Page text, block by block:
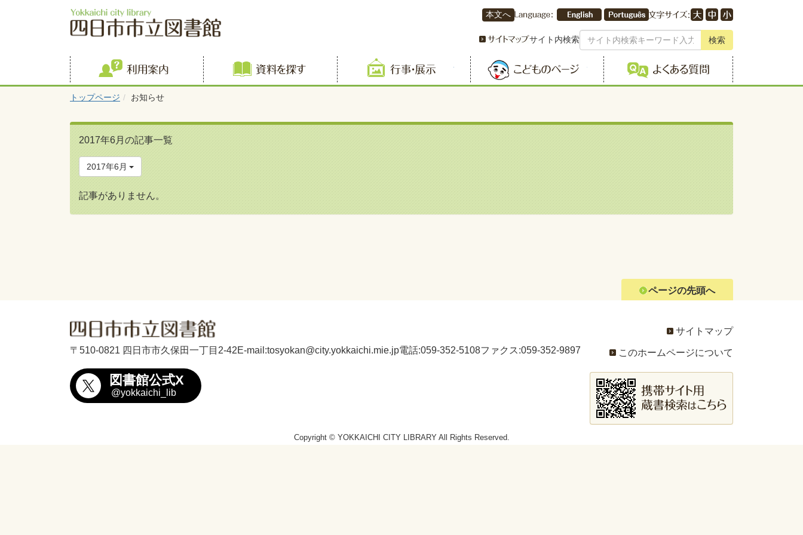
本文へ
サイト内検索 検索
利用案内 資料を探す 行事・展示 こどものページ よくある質問
トップページ お知らせ
2017年6月の記事一覧
2017年6月
記事がありません。
ページの先頭へ
〒510-0821 四日市市久保田一丁目2-42E-mail:tosyokan@city.yokkaichi.mie.jp電話:059-352-5108ファクス:059-352-9897
図書館公式X
@yokkaichi_lib
サイトマップ
このホームページについて
Copyright © YOKKAICHI CITY LIBRARY All Rights Reserved.